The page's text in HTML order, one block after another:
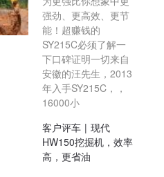
强劲、更高效、更节
能！超赚钱的
SY215C必须了解一
下口碑证明一切来自
安徽的汪先生，2013
年入手SY215C，，
16000小
客户评车 | 现代
HW150挖掘机，效率
高，更省油